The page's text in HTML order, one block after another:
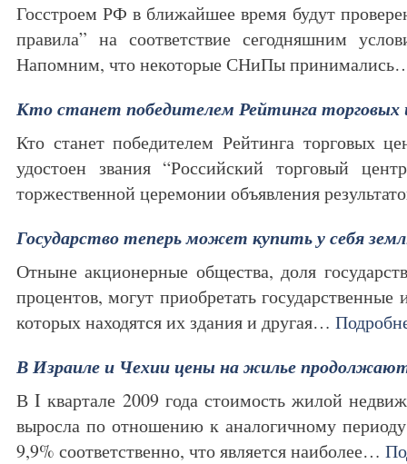
Госстроем РФ в ближайшее время будут
правила” на соответствие сегодняшним
Напомним, что некоторые СНиПы
Кто станет победителем Рейтинга торговых
Кто станет победителем Рейтинга торговых
удостоен звания “Российский торговый
торжественной церемонии объявления
Государство теперь может купить у себя
Отныне акционерные общества, доля
процентов, могут приобретать
которых находятся их здания и другая…
В Израиле и Чехии цены на жилье
В I квартале 2009 года стоимость жилой
выросла по отношению к аналогичному
9,9% соответственно, что является наиболее…